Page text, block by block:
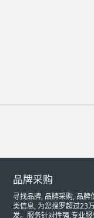
品牌采购
寻找品牌, 品牌采购, 品
类信息, 为您搜罗超过23
发。服务针对性强,专业服